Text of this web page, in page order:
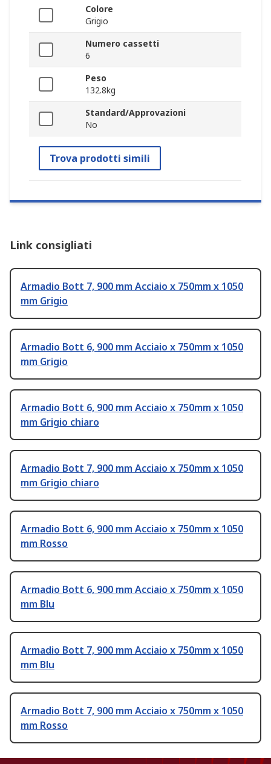
Colore
Grigio
Numero cassetti
6
Peso
132.8kg
Standard/Approvazioni
No
Trova prodotti simili
Link consigliati
Armadio Bott 7, 900 mm Acciaio x 750mm x 1050
mm Grigio
Armadio Bott 6, 900 mm Acciaio x 750mm x 1050
mm Grigio
Armadio Bott 6, 900 mm Acciaio x 750mm x 1050
mm Grigio chiaro
Armadio Bott 7, 900 mm Acciaio x 750mm x 1050
mm Grigio chiaro
Armadio Bott 6, 900 mm Acciaio x 750mm x 1050
mm Rosso
Armadio Bott 6, 900 mm Acciaio x 750mm x 1050
mm Blu
Armadio Bott 7, 900 mm Acciaio x 750mm x 1050
mm Blu
Armadio Bott 7, 900 mm Acciaio x 750mm x 1050
mm Rosso